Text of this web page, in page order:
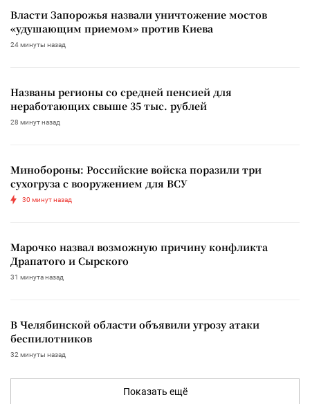
Власти Запорожья назвали уничтожение мостов
«удушающим приемом» против Киева
24 минуты назад
Названы регионы со средней пенсией для
неработающих свыше 35 тыс. рублей
28 минут назад
Минобороны: Российские войска поразили три
сухогруза с вооружением для ВСУ
30 минут назад
Марочко назвал возможную причину конфликта
Драпатого и Сырского
31 минута назад
В Челябинской области объявили угрозу атаки
беспилотников
32 минуты назад
Показать ещё